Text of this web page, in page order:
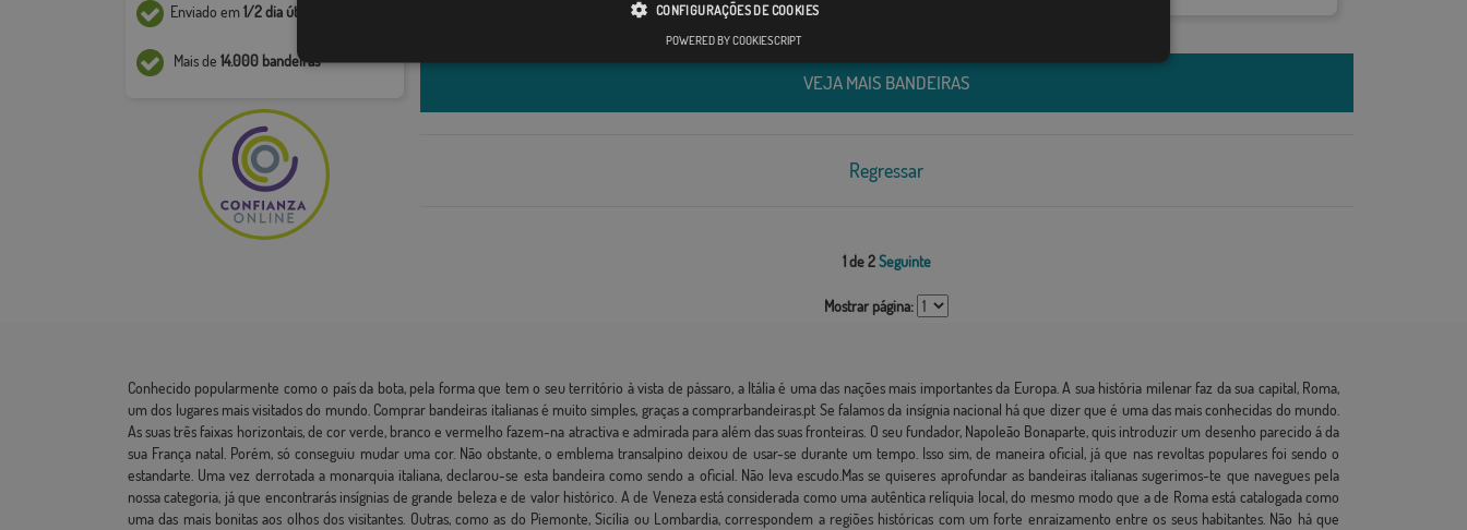
Enviado em1/2 dia útil*
Mais de 14.000 bandeiras
VEJA MAIS BANDEIRAS
Regressar
1 de 2 Seguinte
Mostrar página:
Conhecido popularmente como o país da bota, pela forma que tem o seu território à vista de pássaro, a Itália é uma das nações mais importantes da Europa. A sua história milenar faz da sua capital, Roma,
um dos lugares mais visitados do mundo. Comprar bandeiras italianas é muito simples, graças a comprarbandeiras.pt Se falamos da insígnia nacional há que dizer que é uma das mais conhecidas do mundo.
As suas três faixas horizontais, de cor verde, branco e vermelho fazem-na atractiva e admirada para além das suas fronteiras. O seu fundador, Napoleão Bonaparte, quis introduzir um desenho parecido á da
sua França natal. Porém, só conseguiu mudar uma cor. Não obstante, o emblema transalpino deixou de usar-se durante um tempo. Isso sim, de maneira oficial, já que nas revoltas populares foi sendo o
estandarte. Uma vez derrotada a monarquia italiana, declarou-se esta bandeira como sendo a oficial. Não leva escudo.Mas se quiseres aprofundar as bandeiras italianas sugerimos-te que navegues pela
nossa categoria, já que encontrarás insígnias de grande beleza e de valor histórico. A de Veneza está considerada como uma autêntica relíquia local, do mesmo modo que a de Roma está catalogada como
uma das mais bonitas aos olhos dos visitantes. Outras, como as do Piemonte, Sicília ou Lombardia, correspondem a regiões históricas com um forte enraizamento entre os seus habitantes. Não há que
CONFIGURAÇÕES DE COOKIES
POWERED BY COOKIESCRIPT